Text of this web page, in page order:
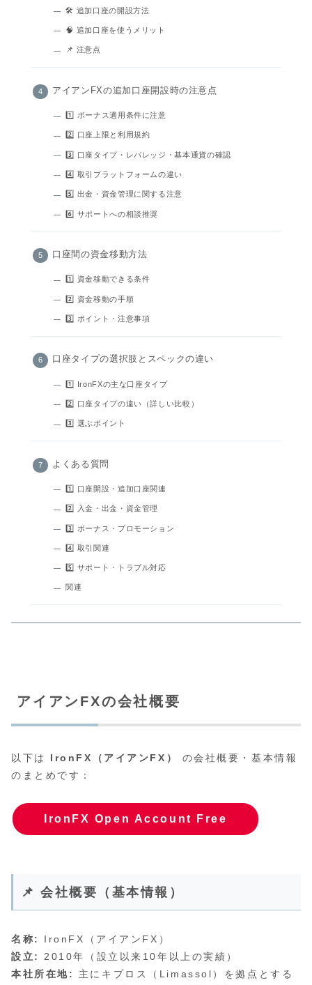
🛠 追加口座の開設方法
🧠 追加口座を使うメリット
📌 注意点
アイアンFXの追加口座開設時の注意点
1️⃣ ボーナス適用条件に注意
2️⃣ 口座上限と利用規約
3️⃣ 口座タイプ・レバレッジ・基本通貨の確認
4️⃣ 取引プラットフォームの違い
5️⃣ 出金・資金管理に関する注意
6️⃣ サポートへの相談推奨
口座間の資金移動方法
1️⃣ 資金移動できる条件
2️⃣ 資金移動の手順
3️⃣ ポイント・注意事項
口座タイプの選択肢とスペックの違い
1️⃣ IronFXの主な口座タイプ
2️⃣ 口座タイプの違い（詳しい比較）
3️⃣ 選ぶポイント
よくある質問
1️⃣ 口座開設・追加口座関連
2️⃣ 入金・出金・資金管理
3️⃣ ボーナス・プロモーション
4️⃣ 取引関連
5️⃣ サポート・トラブル対応
関連
アイアンFXの会社概要
以下は IronFX（アイアンFX）
の会社概要・基本情報
のまとめです：
IronFX Open Account Free
📌 会社概要（基本情報）
名称:
IronFX（アイアンFX）
設立:
2010年（設立以来10年以上の実績）
本社所在地:
主にキプロス（Limassol）を拠点とする